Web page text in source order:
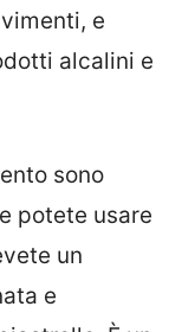
e
alcalini e
sono
potete usare
un
e